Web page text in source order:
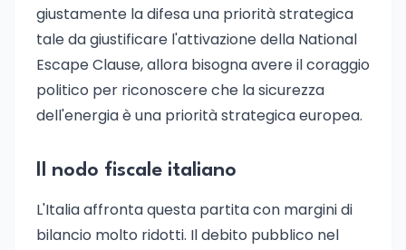
giustamente la difesa una priorità strategica
tale da giustificare l'attivazione della National
Escape Clause, allora bisogna avere il coraggio
politico per riconoscere che la sicurezza
dell'energia è una priorità strategica europea.
Il nodo fiscale italiano
L'Italia affronta questa partita con margini di
bilancio molto ridotti. Il debito pubblico nel